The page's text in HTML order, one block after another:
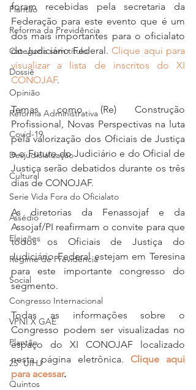
Plantão
Reforma da Previdência
Categoria sem título
Dossiê
Opinião
Reforma Administrativa
Covid-19
Desjudicialização
Cultural
Serie Vida Fora do Oficialato
Assédio
Eleições
Regime de Previdência
Social
Congresso Internacional
VPNI X GAE
Plantão
25º UIHJ
Quintos
foram recebidas pela secretaria da
Federação para este evento que é um
dos mais importantes para o oficialato
do Judiciário Federal. Clique aqui para
visualizar a lista de inscritos do XI
CONOJAF.
Temas como (Re) Construção
Profissional, Novas Perspectivas na luta
pela valorização dos Oficiais de Justiça
e o Futuro do Judiciário e do Oficial de
Justiça serão debatidos durante os três
dias de CONOJAF.
As diretorias da Fenassojaf e da
Assojaf/PI reafirmam o convite para que
todos os Oficiais de Justiça do
Judiciário Federal estejam em Teresina
para este importante congresso do
segmento.
Todas as informações sobre o
Congresso podem ser visualizadas no
espaço do XI CONOJAF localizado
nesta página eletrônica. Clique aqui
para acessar.